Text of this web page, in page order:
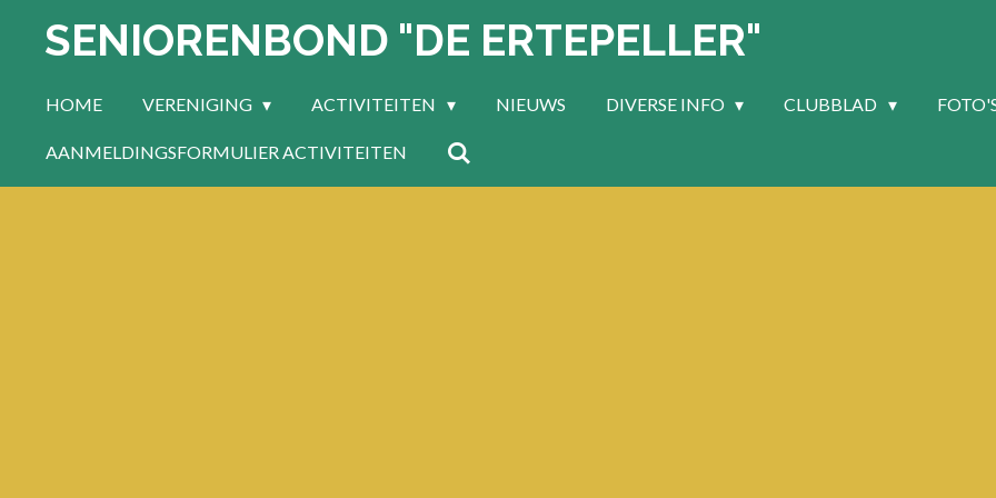
direct
hoofdinhoud
SENIORENBOND "DE ERTEPELLER"
HOME VERENIGING ACTIVITEITEN NIEUWS DIVERSE INFO CLUBBLAD
AANMELDINGSFORMULIER ACTIVITEITEN